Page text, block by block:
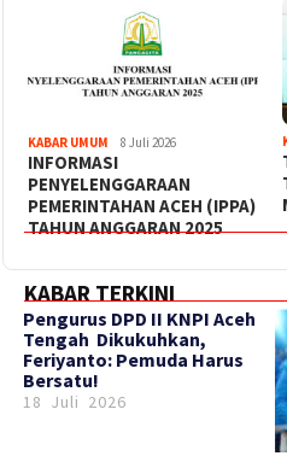
KABAR UMUM 8 Juli 2026
INFORMASI
PENYELENGGARAAN
PEMERINTAHAN ACEH (IPPA)
TAHUN ANGGARAN 2025
KABAR TERKINI
‎Pengurus DPD II KNPI Aceh
Tengah Dikukuhkan,
Feriyanto: Pemuda Harus
Bersatu!
18 Juli 2026